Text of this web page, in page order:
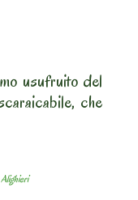
usufruito del
che